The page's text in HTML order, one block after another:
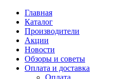
Главная
Каталог
Производители
Акции
Новости
Обзоры и советы
Оплата и доставка
Оплата